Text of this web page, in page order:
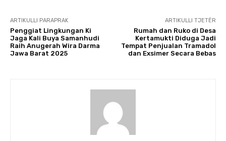
ARTIKULLI PARAPRAK
Penggiat Lingkungan Ki
Jaga Kali Buya Samanhudi
Raih Anugerah Wira Darma
Jawa Barat 2025
ARTIKULLI TJETËR
Rumah dan Ruko di Desa
Kertamukti Diduga Jadi
Tempat Penjualan Tramadol
dan Exsimer Secara Bebas